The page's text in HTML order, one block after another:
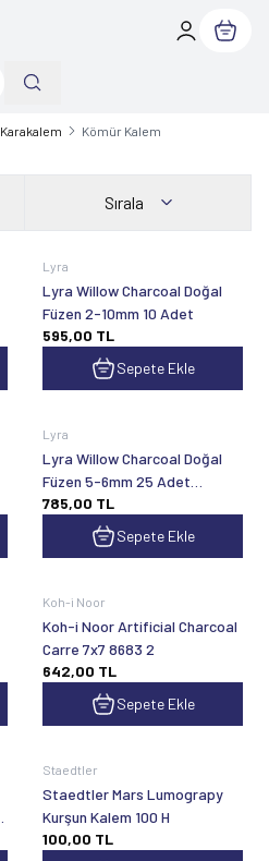
Sepetim
Karakalem Kömür Kalem
Sırala
Lyra
Lyra Willow Charcoal Doğal
Füzen 2-10mm 10 Adet
595,00 TL
Sepete Ekle
Lyra
Lyra Willow Charcoal Doğal
Füzen 5-6mm 25 Adet
5550021
785,00 TL
Sepete Ekle
Koh-i Noor
Koh-i Noor Artificial Charcoal
Carre 7x7 8683 2
642,00 TL
Sepete Ekle
Staedtler
Staedtler Mars Lumograpy
Kurşun Kalem 100 H
100,00 TL